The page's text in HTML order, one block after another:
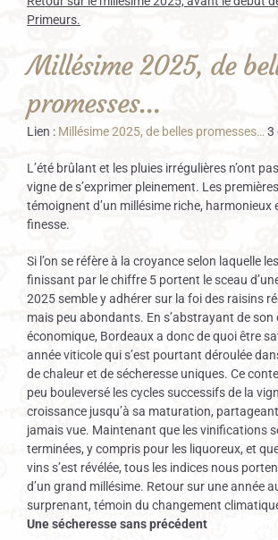
Primeurs.
Millésime 2025, de
promesses…
Lien : Millésime 2025, de belles promesses… 3
L’été brûlant et les pluies irrégulières n’ont
vigne de s’exprimer pleinement. Les
témoignent d’un millésime riche, harmonieux
finesse.
Si l’on se réfère à la croyance selon laquelle
finissant par le chiffre 5 portent le sceau
2025 semble y adhérer sur la foi des raisins
mais peu abondants. En s’abstrayant de son
économique, Bordeaux a donc de quoi être
année viticole qui s’est pourtant déroulée
de chaleur et de sécheresse uniques. Ce
peu bouleversé les cycles successifs de la
croissance jusqu’à sa maturation,
jamais vue. Maintenant que les vinifications
terminées, y compris pour les liquoreux, et
vins s’est révélée, tous les indices nous
d’un grand millésime. Retour sur une année
surprenant, témoin du changement
Une sécheresse sans précédent